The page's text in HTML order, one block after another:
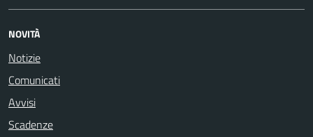
NOVITÀ
Notizie
Comunicati
Avvisi
Scadenze